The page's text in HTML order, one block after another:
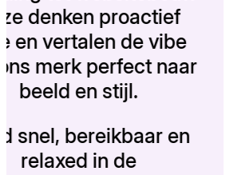
— ze denken proactief
mee en vertalen de vibe
van ons merk perfect naar
beeld en stijl.
Altijd snel, bereikbaar en
relaxed in de